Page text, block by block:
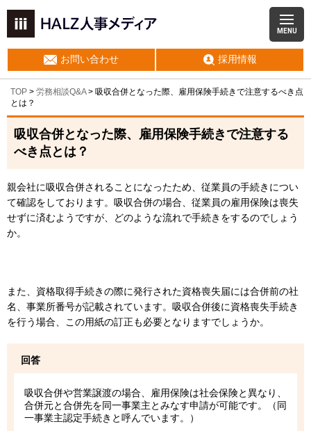
MENU
お問い合わせ 採用情報
TOP > 労務相談Q&A> 吸収合併となった際、雇用保険手続きで注意するべき点
とは？
吸収合併となった際、雇用保険手続きで注意する
べき点とは？
親会社に吸収合併されることになったため、従業員の手続きについ
て確認をしております。吸収合併の場合、従業員の雇用保険は喪失
せずに済むようですが、どのような流れで手続きをするのでしょう
か。
また、資格取得手続きの際に発行された資格喪失届には合併前の社
名、事業所番号が記載されています。吸収合併後に資格喪失手続き
を行う場合、この用紙の訂正も必要となりますでしょうか。
回答
吸収合併や営業譲渡の場合、雇用保険は社会保険と異なり、
合併元と合併先を同一事業主とみなす申請が可能です。（同
一事業主認定手続きと呼んでいます。）